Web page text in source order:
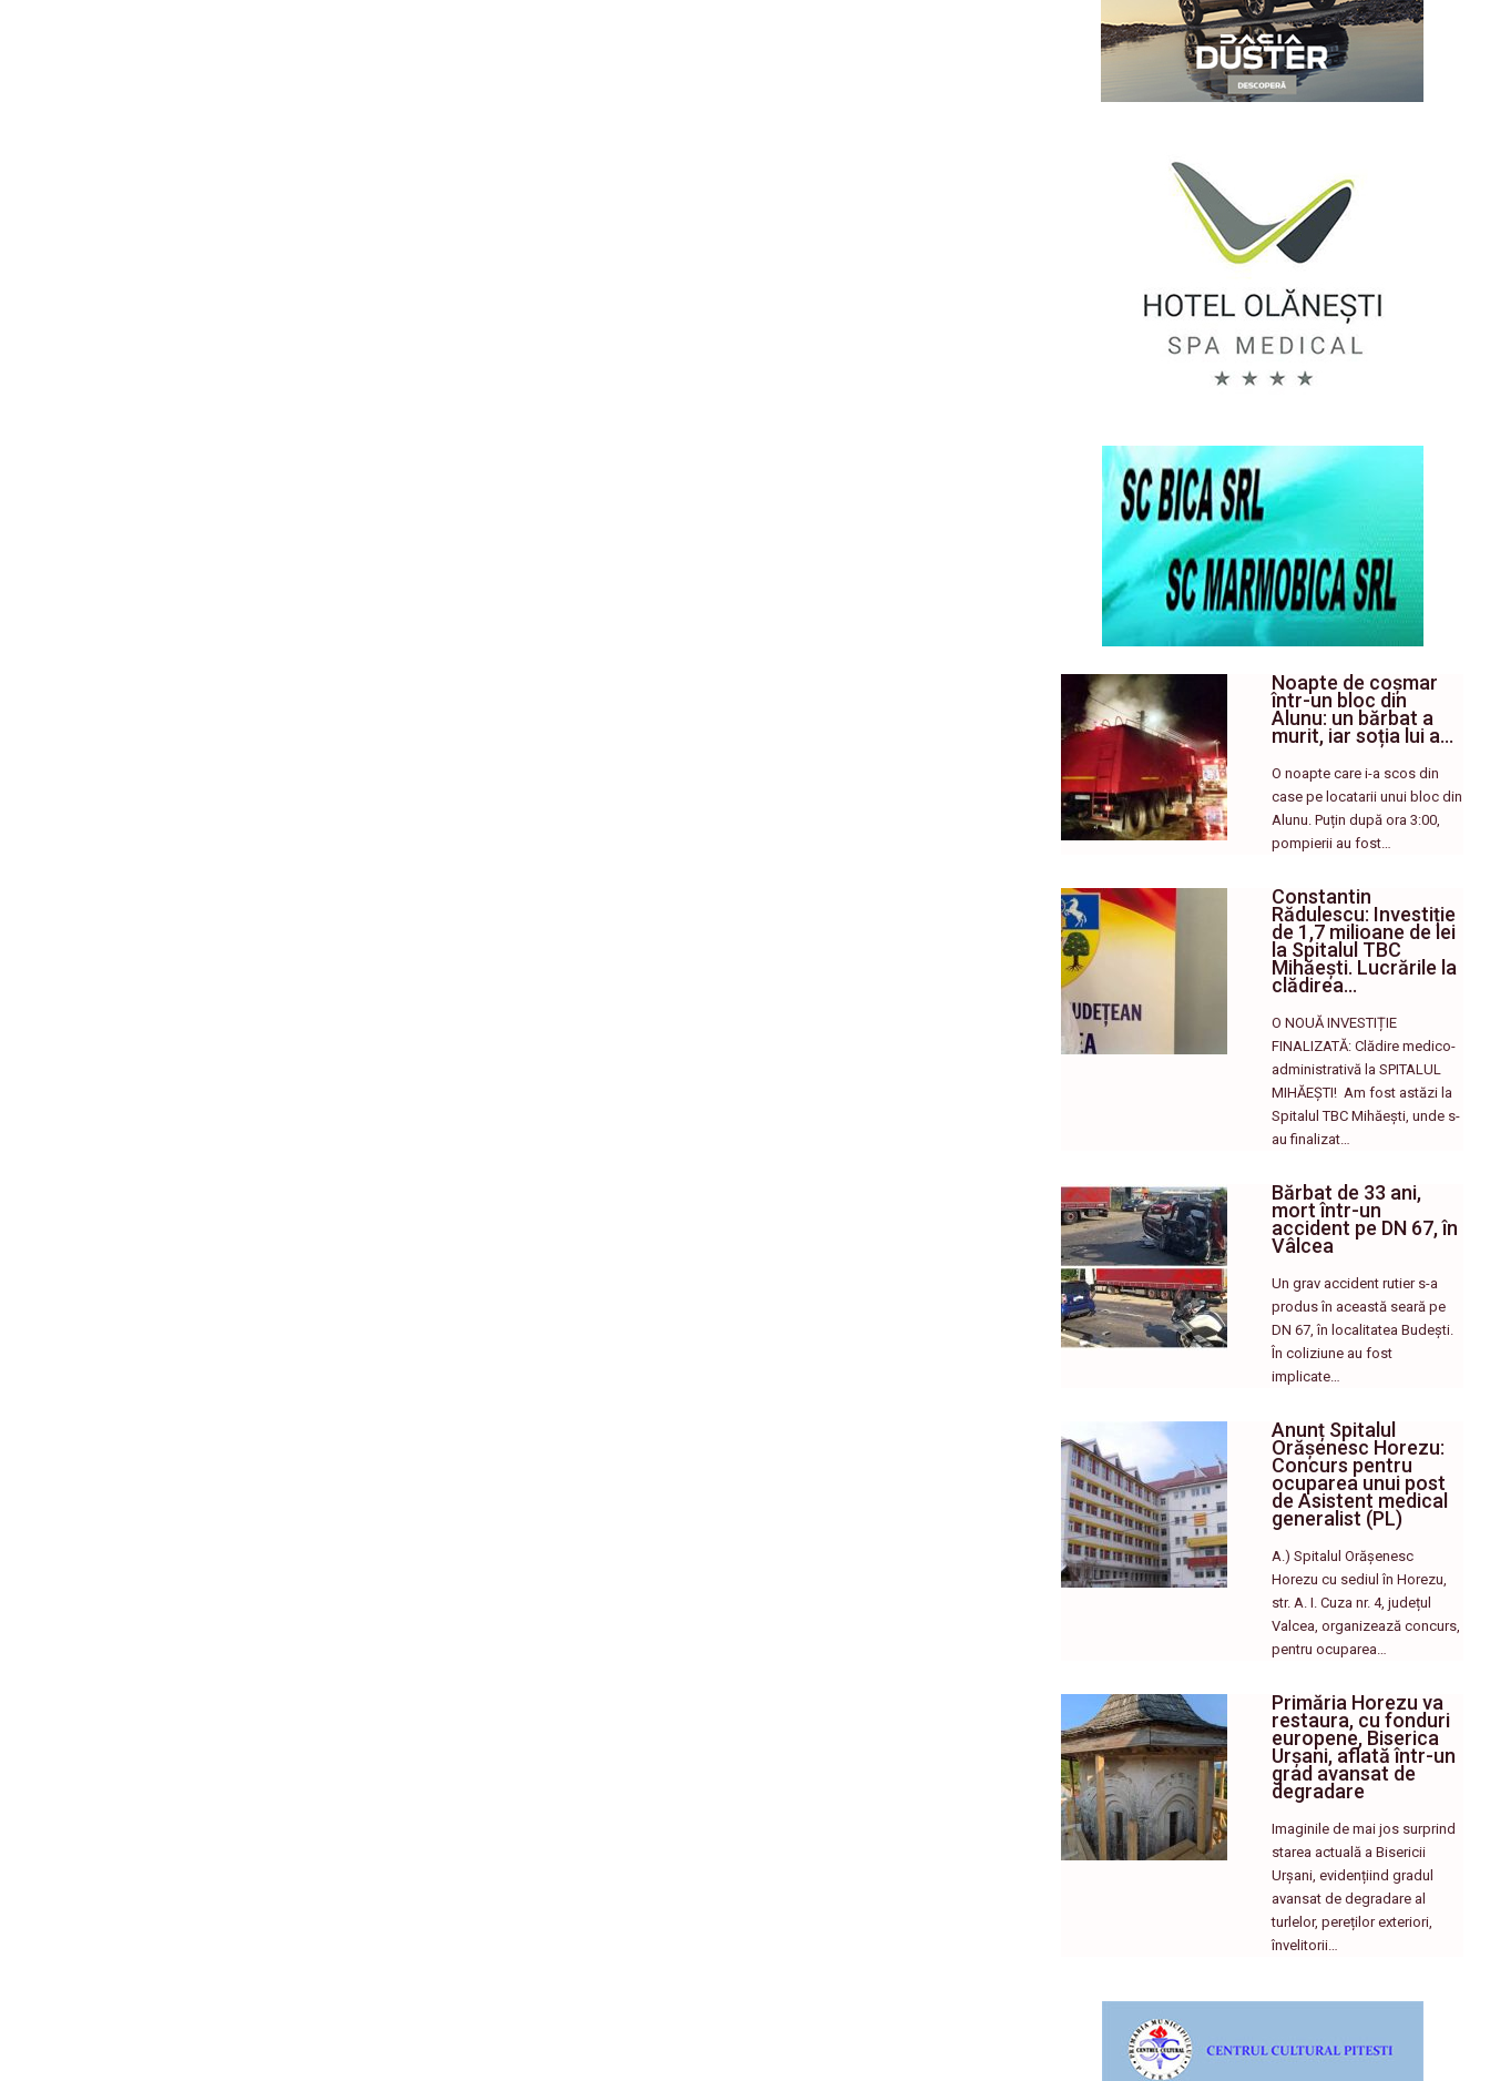
Noapte de coșmar
într-un bloc din
Alunu: un bărbat a
murit, iar soția lui a…
O noapte care i-a scos din
case pe locatarii unui bloc din
Alunu. Puțin după ora 3:00,
pompierii au fost…
Constantin
Rădulescu: Investiție
de 1,7 milioane de lei
la Spitalul TBC
Mihăești. Lucrările la
clădirea…
O NOUĂ INVESTIȚIE
FINALIZATĂ: Clădire medico-
administrativă la SPITALUL
MIHĂEȘTI! ​ Am fost astăzi la
Spitalul TBC Mihăești, unde s-
au finalizat…
Bărbat de 33 ani,
mort într-un
accident pe DN 67, în
Vâlcea
Un grav accident rutier s-a
produs în această seară pe
DN 67, în localitatea Budești.
În coliziune au fost
implicate…
Anunț Spitalul
Orășenesc Horezu:
Concurs pentru
ocuparea unui post
de Asistent medical
generalist (PL)
A.) Spitalul Orășenesc
Horezu cu sediul în Horezu,
str. A. I. Cuza nr. 4, județul
Valcea, organizează concurs,
pentru ocuparea…
Primăria Horezu va
restaura, cu fonduri
europene, Biserica
Urșani, aflată într-un
grad avansat de
degradare
Imaginile de mai jos surprind
starea actuală a Bisericii
Urșani, evidențiind gradul
avansat de degradare al
turlelor, pereților exteriori,
învelitorii…